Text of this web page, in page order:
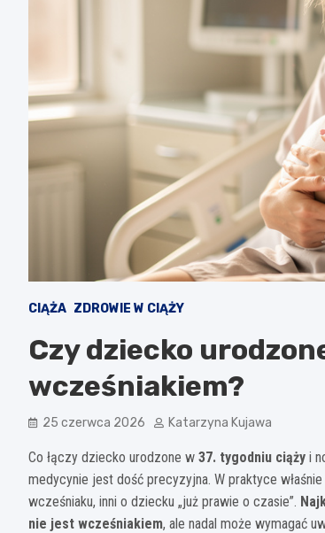
CIĄŻA ZDROWIE W CIĄŻY
Czy dziecko
wcześniakiem?
25 czerwca 2026 Katarzyna Kujawa
Co łączy dziecko urodzone w 37. tygodniu ciąży i
medycynie jest dość precyzyjna. W praktyce
wcześniaku, inni o dziecku „już prawie o czasie”.
nie jest wcześniakiem, ale nadal może wymagać